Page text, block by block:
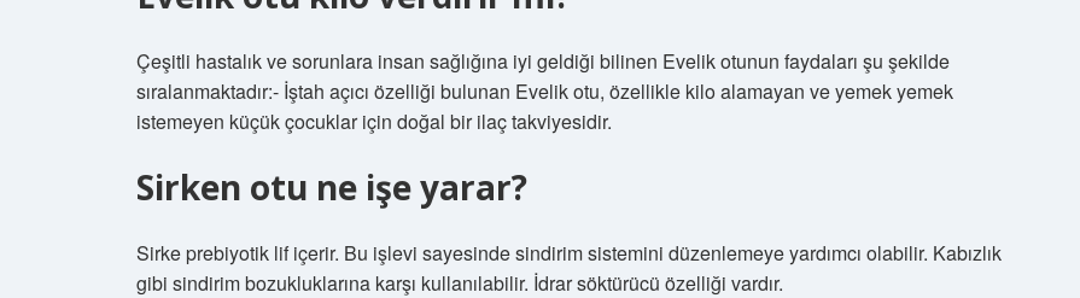
Çeşitli hastalık ve sorunlara insan sağlığına iyi geldiği bilinen Evelik otunun faydaları şu şekilde
sıralanmaktadır:- İştah açıcı özelliği bulunan Evelik otu, özellikle kilo alamayan ve yemek yemek
istemeyen küçük çocuklar için doğal bir ilaç takviyesidir.
Sirken otu ne işe yarar?
Sirke prebiyotik lif içerir. Bu işlevi sayesinde sindirim sistemini düzenlemeye yardımcı olabilir. Kabızlık
gibi sindirim bozukluklarına karşı kullanılabilir. İdrar söktürücü özelliği vardır.